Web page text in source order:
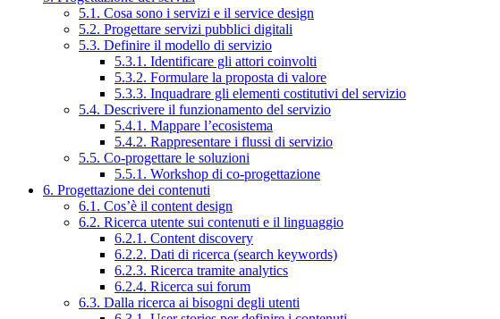
5.1. Cosa sono i servizi e il service design
5.2. Progettare servizi pubblici digitali
5.3. Definire il modello di servizio
5.3.1. Identificare gli attori coinvolti
5.3.2. Formulare la proposta di valore
5.3.3. Inquadrare gli elementi costitutivi del servizio
5.4. Descrivere il funzionamento del servizio
5.4.1. Mappare l’ecosistema
5.4.2. Rappresentare i flussi di servizio
5.5. Co-progettare le soluzioni
5.5.1. Workshop di co-progettazione
6. Progettazione dei contenuti
6.1. Cos’è il content design
6.2. Ricerca utente sui contenuti e il linguaggio
6.2.1. Content discovery
6.2.2. Dati di ricerca (search keywords)
6.2.3. Ricerca tramite analytics
6.2.4. Ricerca sui forum
6.3. Dalla ricerca ai bisogni degli utenti